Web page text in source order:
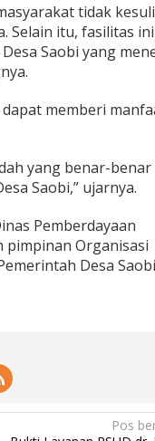
tidak
Selain itu, fasilitas
Saobi yang
memberi
yang benar-benar
Saobi,” ujarnya.
Pemberdayaan
pimpinan Organisasi
Desa
Pos
Ketua